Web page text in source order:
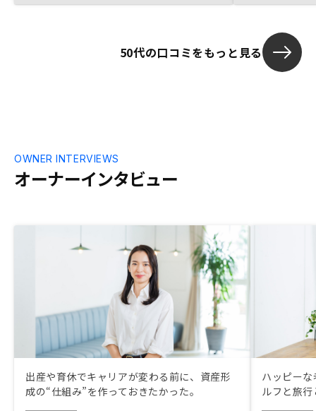
50代の口コミをもっと見る
オーナーインタビュー
OWNER INTERVIEWS
出産や育休でキャリアが変わる前に、資産形
成の“仕組み”を作っておきたかった。
ハッピー
ルフと旅